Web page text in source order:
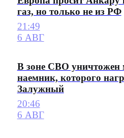
газ, но только не из РФ
21:49
6 АВГ
В зоне СВО уничтожен
наемник, которого
Залужный
20:46
6 АВГ